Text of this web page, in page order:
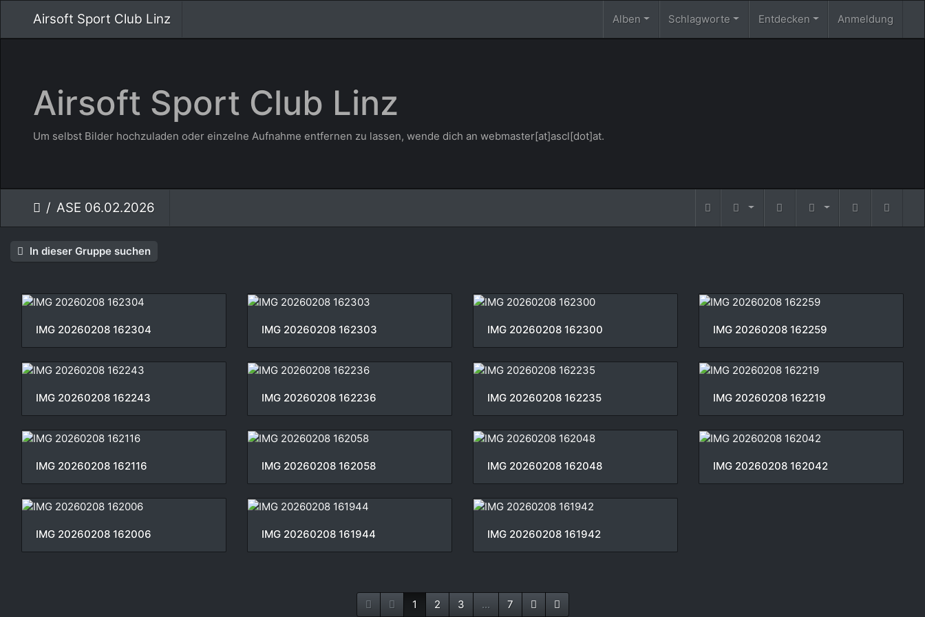
Airsoft Sport Club Linz Alben Schlagworte Entdecken Anmeldung
Airsoft Sport Club Linz
Um selbst Bilder hochzuladen oder einzelne Aufnahme entfernen zu lassen, wende dich an webmaster[at]ascl[dot]at.
ASE 06.02.2026
In dieser Gruppe suchen
IMG 20260208 162304 IMG 20260208 162303 IMG 20260208 162300 IMG 20260208 162259
IMG 20260208 162243 IMG 20260208 162236 IMG 20260208 162235 IMG 20260208 162219
IMG 20260208 162116 IMG 20260208 162058 IMG 20260208 162048 IMG 20260208 162042
IMG 20260208 162006 IMG 20260208 161944 IMG 20260208 161942
1 2 3 ... 7